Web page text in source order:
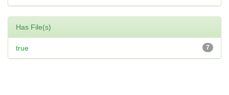
Has File(s)
7
true